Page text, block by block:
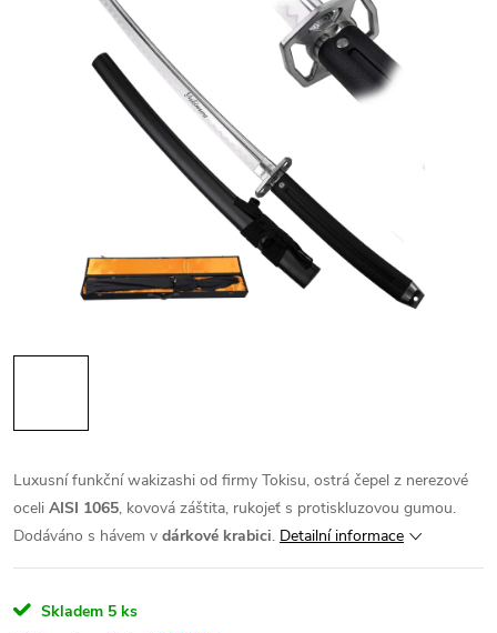
Luxusní funkční wakizashi od firmy Tokisu, ostrá čepel z nerezové
oceli AISI 1065, kovová záštita, rukojeť s protiskluzovou gumou.
Dodáváno s hávem v dárkové krabici. Detailní informace
Skladem 5 ks